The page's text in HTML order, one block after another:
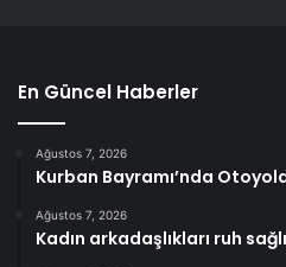
En Güncel Haberler
Ağustos 7, 2026
Kurban Bayramı’nda
Ağustos 7, 2026
Kadın arkadaşlıkları ruh